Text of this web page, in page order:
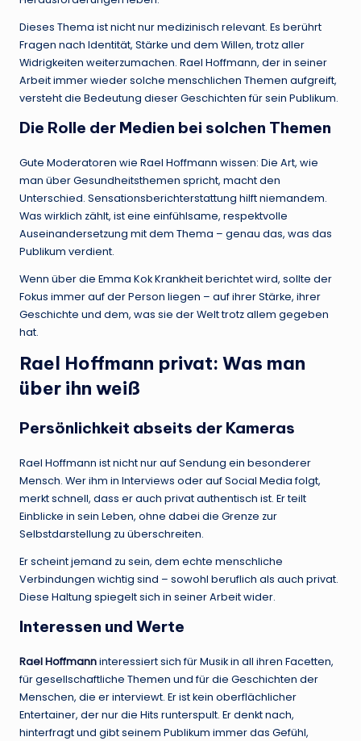
Dieses Thema ist nicht nur medizinisch relevant. Es berührt
Fragen nach Identität, Stärke und dem Willen, trotz aller
Widrigkeiten weiterzumachen. Rael Hoffmann, der in seiner
Arbeit immer wieder solche menschlichen Themen aufgreift,
versteht die Bedeutung dieser Geschichten für sein Publikum.
Die Rolle der Medien bei solchen Themen
Gute Moderatoren wie Rael Hoffmann wissen: Die Art, wie
man über Gesundheitsthemen spricht, macht den
Unterschied. Sensationsberichterstattung hilft niemandem.
Was wirklich zählt, ist eine einfühlsame, respektvolle
Auseinandersetzung mit dem Thema – genau das, was das
Publikum verdient.
Wenn über die Emma Kok Krankheit berichtet wird, sollte der
Fokus immer auf der Person liegen – auf ihrer Stärke, ihrer
Geschichte und dem, was sie der Welt trotz allem gegeben
hat.
Rael Hoffmann privat: Was man
über ihn weiß
Persönlichkeit abseits der Kameras
Rael Hoffmann ist nicht nur auf Sendung ein besonderer
Mensch. Wer ihm in Interviews oder auf Social Media folgt,
merkt schnell, dass er auch privat authentisch ist. Er teilt
Einblicke in sein Leben, ohne dabei die Grenze zur
Selbstdarstellung zu überschreiten.
Er scheint jemand zu sein, dem echte menschliche
Verbindungen wichtig sind – sowohl beruflich als auch privat.
Diese Haltung spiegelt sich in seiner Arbeit wider.
Interessen und Werte
Rael Hoffmanninteressiert sich für Musik in all ihren Facetten,
für gesellschaftliche Themen und für die Geschichten der
Menschen, die er interviewt. Er ist kein oberflächlicher
Entertainer, der nur die Hits runterspult. Er denkt nach,
hinterfragt und gibt seinem Publikum immer das Gefühl,